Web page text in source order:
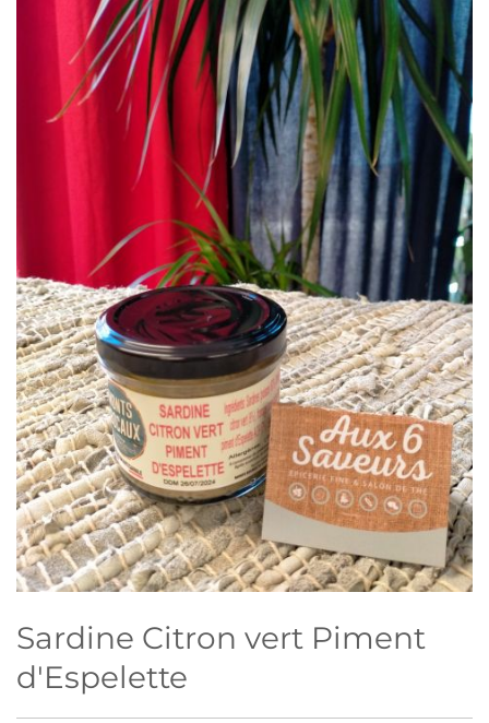
Sardine Citron vert Piment
d'Espelette